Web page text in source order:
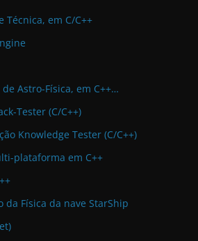
Técnica, em C/C++
Astro-Física, em C++…
Tester (C/C++)
Knowledge Tester (C/C++)
plataforma em C++
da Física da nave StarShip